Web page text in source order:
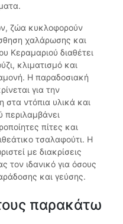
ζώα κυκλοφορούν
χαλάρωσης και
Κεραμαριού διαθέτει
κλιματισμό και
Η παραδοσιακή
για την
στα ντόπια υλικά και
πίτες και
τσαλαφούτι. Η
με διακρίσεις
τον ιδανικό για όσους
και γεύσης.
παρακάτω